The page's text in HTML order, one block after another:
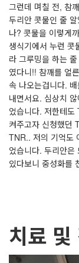
그런데 며칠 전, 참
두리안 콧물인 줄
나? 콧물을 이렇게
생식기에서 누런 콧
라 그루밍을 하는
였다니!! 참깨를 얼
속 나오는겁니다.
내면서요. 심상치
었습니다. 저한테도
켜주고자 신청했던
TNR.. 저의 기억도
었습니다. 두리안은
있다보니 중성화를
치료 및